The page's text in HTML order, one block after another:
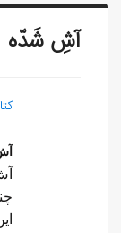
آشِ شَدّه